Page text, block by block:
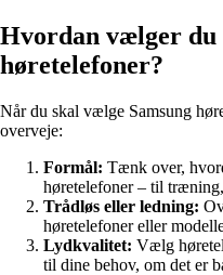
Hvordan vælger du
høretelefoner?
Når du skal vælge Samsung
overveje:
Formål: Tænk over,
høretelefoner – til
Trådløs eller ledning:
høretelefoner eller
Lydkvalitet: Vælg
til dine behov, om det er